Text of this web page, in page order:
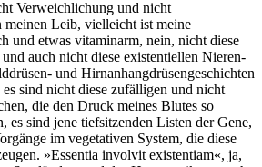
Verweichlichung und nicht
meinen Leib, vielleicht ist meine
und etwas vitaminarm, nein, nicht diese
auch nicht diese existentiellen Nieren-
und Hirnanhangdrüsengeschichten
sind nicht diese zufälligen und nicht
die den Druck meines Blutes so
es sind jene tiefsitzenden Listen der Gene,
im vegetativen System, die diese
»Essentia involvit existentiam«, ja,